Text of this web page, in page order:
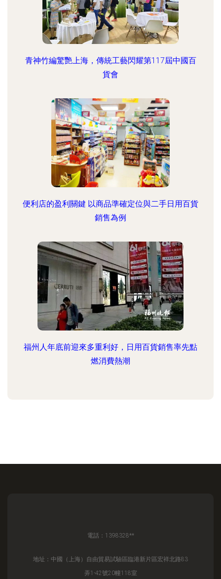
青神竹編驚艷上海，傳統工藝閃耀第117屆中國百
貨會
便利店的盈利關鍵 以商品準確定位與二手日用百貨
銷售為例
福州人年底前迎來多重利好，日用百貨銷售率先點
燃消費熱潮
電話：1398328**
地址：中國（上海）自由貿易試驗區臨港新片區宏祥北路83
弄1-42號20幢118室